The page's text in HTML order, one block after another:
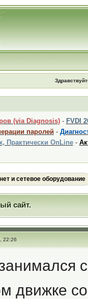
(via Diagnosis)- FVDI
паролей -
Практически OnLine-
и сетевое оборудование
сайт.
22:26
движке